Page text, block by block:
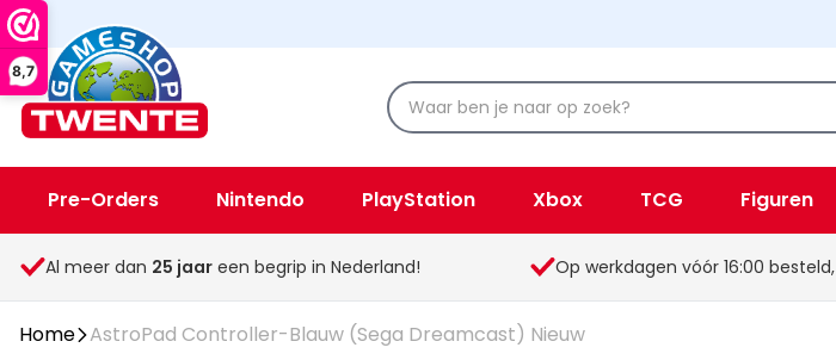
8,7
Pre-Orders Nintendo PlayStation Xbox TCG Figuren
Spellen & Speelgoed Overige
Al meer dan 25 jaar een begrip in Nederland! Op werkdagen vóór 16:00 besteld,
Home AstroPad Controller-Blauw (Sega Dreamcast) Nieuw